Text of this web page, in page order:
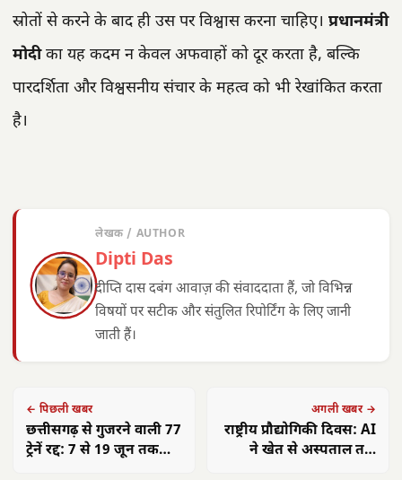
स्रोतों से करने के बाद ही उस पर विश्वास करना चाहिए। प्रधानमंत्री
मोदीका यह कदम न केवल अफवाहों को दूर करता है, बल्कि
पारदर्शिता और विश्वसनीय संचार के महत्व को भी रेखांकित करता
है।
लेखक / AUTHOR
Dipti Das
दीप्ति दास दबंग आवाज़ की संवाददाता हैं, जो विभिन्न
विषयों पर सटीक और संतुलित रिपोर्टिंग के लिए जानी
जाती हैं।
← पिछली खबर
छत्तीसगढ़ से गुजरने वाली 77
ट्रेनें रद्द: 7 से 19 जून तक
अगली खबर →
राष्ट्रीय प्रौद्योगिकी दिवस: AI
ने खेत से अस्पताल तक